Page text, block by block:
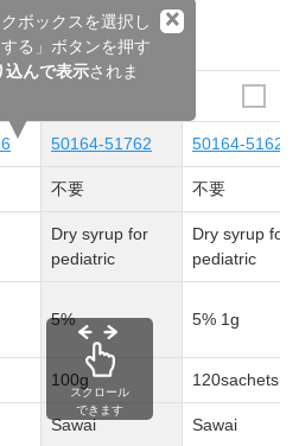
ボックスを選択し
する」ボタンを押す
込んで表示されま
×
50164-51762 50164-51626
不要 不要
Dry syrup for
pediatric
Dry syrup for
pediatric
5% 5% 1g
100g 120sachets
Sawai Sawai
スクロール
できます